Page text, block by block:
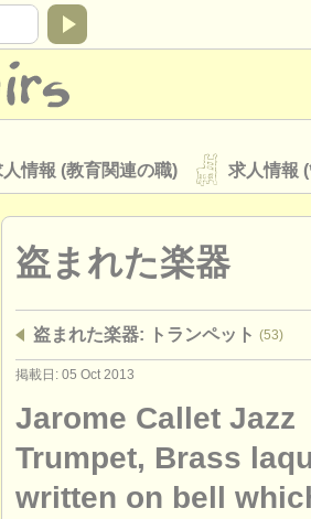
人情報 (教育関連の職) 求人情報
問い合わせ
ATS ATS faq ログイン
盗まれた楽器
盗まれた楽器: トランペット (53)
掲載日: 05 Oct 2013
Jarome Callet Jazz
Trumpet, Brass
written on bell